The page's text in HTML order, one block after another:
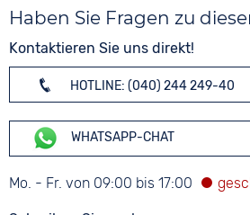
Haben Sie Fragen zu
Kontaktieren Sie uns direkt!
HOTLINE: (040) 244 249-40
WHATSAPP-CHAT
Mo. - Fr. von 09:00 bis 17:00